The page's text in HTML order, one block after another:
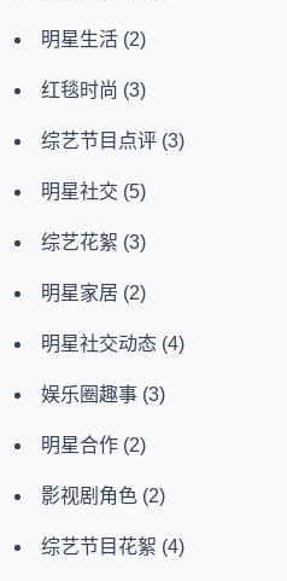
明星生活 (2)
红毯时尚 (3)
综艺节目点评 (3)
明星社交 (5)
综艺花絮 (3)
明星家居 (2)
明星社交动态 (4)
娱乐圈趣事 (3)
明星合作 (2)
影视剧角色 (2)
综艺节目花絮 (4)